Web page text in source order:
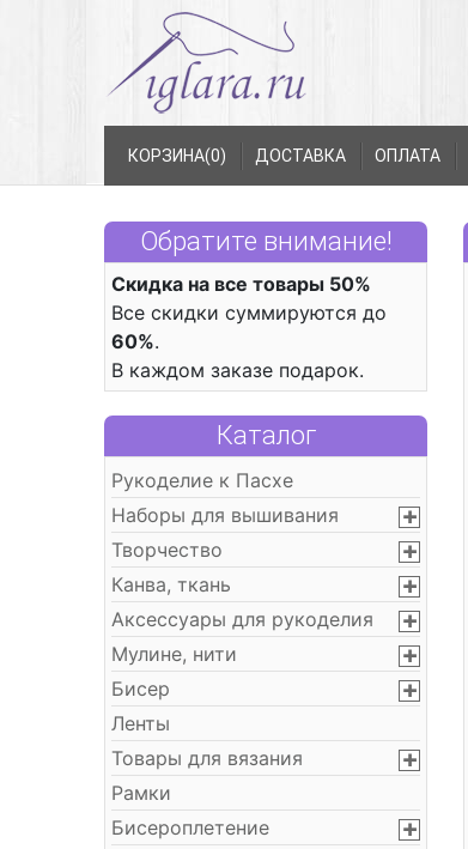
КОРЗИНА(0) ДОСТАВКА ОПЛАТА
Обратите внимание!
Скидка на все товары 50%
Все скидки суммируются до
60%.
В каждом заказе подарок.
Каталог
Рукоделие к Пасхе
Наборы для вышивания
Творчество
Канва, ткань
Аксессуары для рукоделия
Мулине, нити
Бисер
Ленты
Товары для вязания
Рамки
Бисероплетение